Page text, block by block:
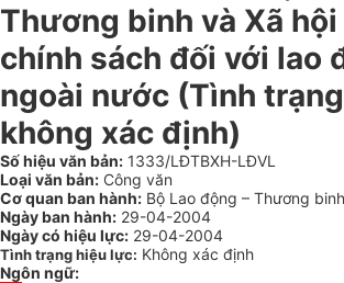
Thương binh và Xã
chính sách đối với lao
ngoài nước (Tình
không xác định)
Số hiệu văn bản: 1333/LĐTBXH-LĐVL
Loại văn bản: Công văn
Cơ quan ban hành: Bộ Lao động – Thương
Ngày ban hành: 29-04-2004
Ngày có hiệu lực: 29-04-2004
Tình trạng hiệu lực: Không xác định
Ngôn ngữ: